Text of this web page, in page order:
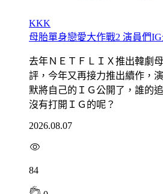
KKK
母胎單身戀愛大作戰2 演員們
去年ＮＥＴＦＬＩＸ推出韓劇
評，今年又再接力推出續作，
默將自己的ＩＧ公開了，誰的
沒有打開ＩＧ的呢？
2026.08.07
84